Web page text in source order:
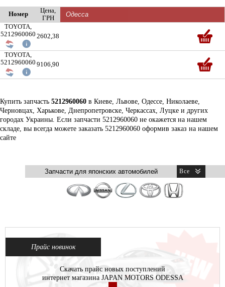
Номер
Цена,
ГРН
TOYOTA,
5212960060 2602,38
TOYOTA,
5212960060 9106,90
Купить запчасть 5212960060 в Киеве, Львове, Одессе, Николаеве,
Черновцах, Харькове, Днепропетровске, Черкассах, Луцке и других
городах Украины. Если запчасти 5212960060 не окажется на нашем
складе, вы всегда можете заказать 5212960060 оформив заказ на нашем
сайте
Прайс новинок
Скачать прайс новых поступлений
интернет магазина JAPAN MOTORS ODESSA